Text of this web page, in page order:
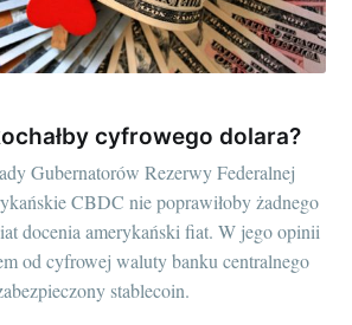
cyfrowego dolara?
Gubernatorów Rezerwy Federalnej
CBDC nie poprawiłoby żadnego
docenia amerykański fiat. W jego opinii
od cyfrowej waluty banku centralnego
stablecoin.